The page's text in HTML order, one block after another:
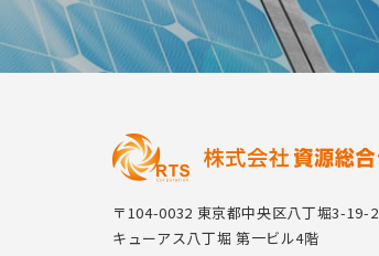
〒104-0032 東京都中央区八丁堀3-19-2
キューアス八丁堀 第一ビル4階